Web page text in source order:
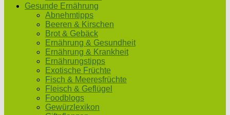
Gesunde Ernährung
Abnehmtipps
Beeren & Kirschen
Brot & Gebäck
Ernährung & Gesundheit
Ernährung & Krankheit
Ernährungstipps
Exotische Früchte
Fisch & Meeresfrüchte
Fleisch & Geflügel
Foodblogs
Gewürzlexikon